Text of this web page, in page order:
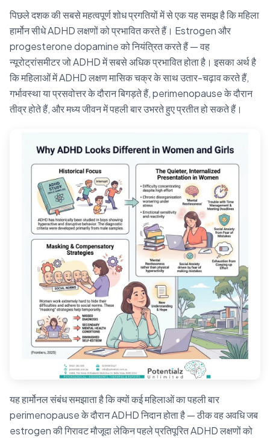
पिछले दशक की सबसे महत्वपूर्ण शोध प्रगतियों में से एक यह समझ है कि महिला
हार्मोन सीधे ADHD लक्षणों को प्रभावित करते हैं। Estrogen और
progesterone dopamine को नियंत्रित करते हैं — वह
न्यूरोट्रांसमीटर जो ADHD में सबसे अधिक प्रभावित होता है। इसका अर्थ है
कि महिलाओं में ADHD लक्षण मासिक चक्र के साथ उतार-चढ़ाव करते हैं,
गर्भावस्था या प्रसवोत्तर के दौरान बिगड़ते हैं, perimenopause के दौरान
तीव्र होते हैं, और मध्य जीवन में पहली बार उभरते हुए प्रतीत हो सकते हैं।
यह हार्मोनल संबंध समझाता है कि क्यों कई महिलाओं का पहली बार
perimenopause के दौरान ADHD निदान होता है — ठीक वह अवधि जब
estrogen की गिरावट मौजूदा लेकिन पहले प्रतिपूरित ADHD लक्षणों को